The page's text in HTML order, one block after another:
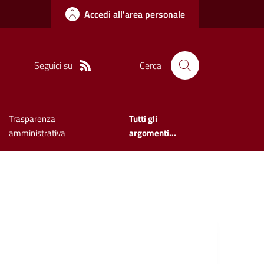
Accedi all'area personale
Seguici su Cerca
Trasparenza
amministrativa
Tutti gli
argomenti...